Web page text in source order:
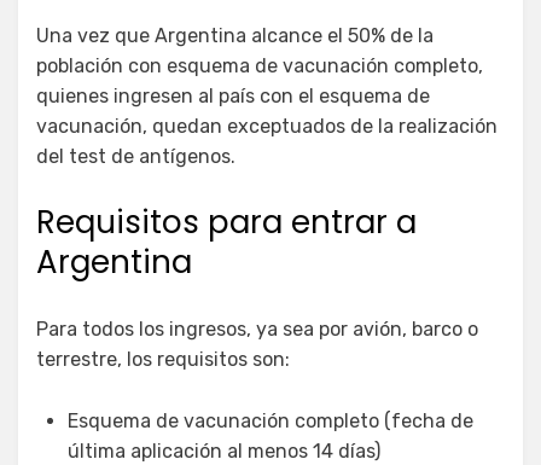
Una vez que Argentina alcance el 50% de la
población con esquema de vacunación completo,
quienes ingresen al país con el esquema de
vacunación, quedan exceptuados de la realización
del test de antígenos.
Requisitos para entrar a
Argentina
Para todos los ingresos, ya sea por avión, barco o
terrestre, los requisitos son:
Esquema de vacunación completo (fecha de
última aplicación al menos 14 días)